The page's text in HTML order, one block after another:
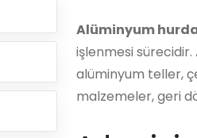
Alüminyum
işlenmesi
alüminyum teller,
malzemeler, geri